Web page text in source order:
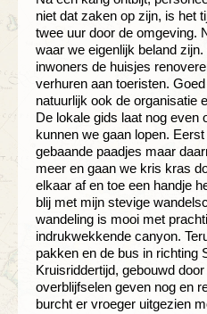
niet dat zaken op zijn, is het
twee uur door de omgeving.
waar we eigenlijk beland
inwoners de huisjes
verhuren aan toeristen.
natuurlijk ook de organisatie
De lokale gids laat nog even
kunnen we gaan lopen.
gebaande paadjes maar
meer en gaan we kris kras
elkaar af en toe een handje
blij met mijn stevige
wandeling is mooi met
indrukwekkende canyon.
pakken en de bus in richting
Kruisriddertijd, gebouwd
overblijfselen geven nog en
burcht er vroeger uitgezien